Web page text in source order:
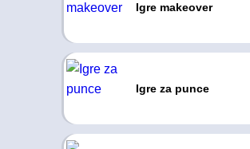
Igre makeover
Igre za punce